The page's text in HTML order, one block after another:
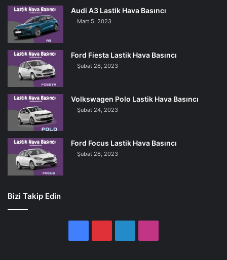
Audi A3 Lastik Hava Basıncı
Mart 5, 2023
Ford Fiesta Lastik Hava Basıncı
Şubat 26, 2023
Volkswagen Polo Lastik Hava Basıncı
Şubat 24, 2023
Ford Focus Lastik Hava Basıncı
Şubat 26, 2023
Bizi Takip Edin